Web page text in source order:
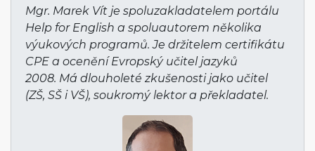
Mgr. Marek Vít je spoluzakladatelem portálu
Help for English a spoluautorem několika
výukových programů. Je držitelem certifikátu
CPE a ocenění Evropský učitel jazyků
2008. Má dlouholeté zkušenosti jako učitel
(ZŠ, SŠ i VŠ), soukromý lektor a překladatel.